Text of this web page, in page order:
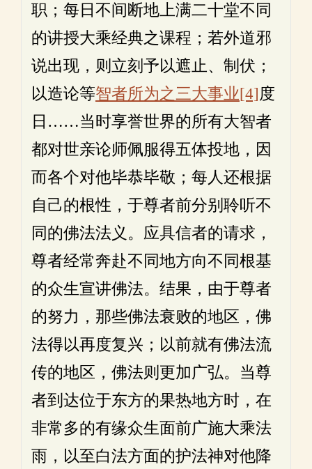
职；每日不间断地上满二十堂不同
的讲授大乘经典之课程；若外道邪
说出现，则立刻予以遮止、制伏；
以造论等智者所为之三大事业[4]度
日……当时享誉世界的所有大智者
都对世亲论师佩服得五体投地，因
而各个对他毕恭毕敬；每人还根据
自己的根性，于尊者前分别聆听不
同的佛法法义。应具信者的请求，
尊者经常奔赴不同地方向不同根基
的众生宣讲佛法。结果，由于尊者
的努力，那些佛法衰败的地区，佛
法得以再度复兴；以前就有佛法流
传的地区，佛法则更加广弘。当尊
者到达位于东方的果热地方时，在
非常多的有缘众生面前广施大乘法
雨，以至白法方面的护法神对他降